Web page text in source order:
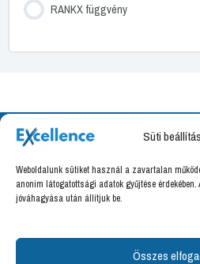
Süti
Weboldalunk sütiket használ a zavartalan
anonim látogatottsági adatok gyűjtése
jóváhagyása után állítjuk be.
Összes
RANKX függvény
Excellence
8000 Székesfehérvár,
Felnőttképzési nyilvántartási